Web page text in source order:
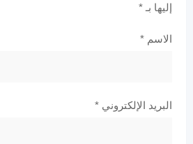
إليها بـ *
الاسم *
البريد الإلكتروني *